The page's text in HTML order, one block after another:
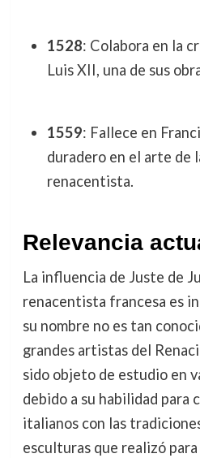
1528: Colabora en la
Luis XII, una de sus
1559: Fallece en
duradero en el arte de
renacentista.
Relevancia
La influencia de Juste de
renacentista francesa es
su nombre no es tan
grandes artistas del
sido objeto de estudio en
debido a su habilidad para
italianos con las
esculturas que realizó